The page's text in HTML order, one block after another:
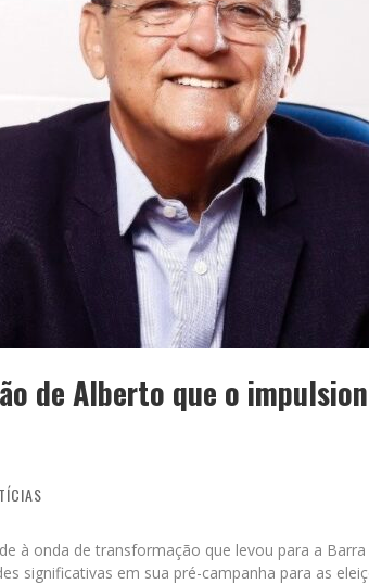
de Alberto que o
à onda de transformação que levou para a
significativas em sua pré-campanha para as